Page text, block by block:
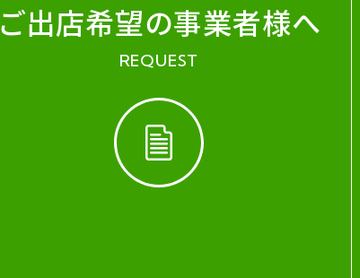
ご出店希望の事業者様へ
REQUEST